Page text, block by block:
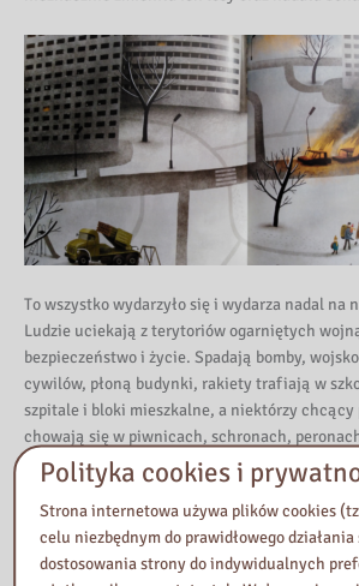
To wszystko wydarzyło się i wydarza nadal na
Ludzie uciekają z terytoriów ogarniętych
bezpieczeństwo i życie. Spadają bomby,
cywilów, płoną budynki, rakiety trafiają w
szpitale i bloki mieszkalne, a niektórzy chcący
chowają się w piwnicach, schronach,
otwartości i tolerancji. W posłowiu Barbara
wprost do młodych czytelników zachęcając
wyrozumiałości. „Rodzina Baranowskich”
wkrótce zamieszkać w ich miejscowościach.
Swoją recenzję zakończę słowami autorki: „To
Polityka cookies i
Strona internetowa używa plików cookies
celu niezbędnym do prawidłowego
dostosowania strony do indywidualnych